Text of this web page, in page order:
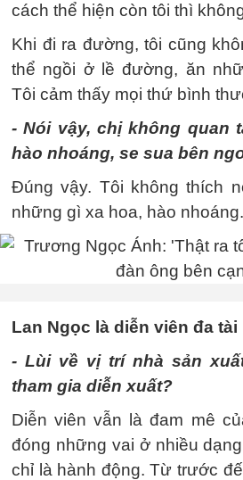
cách thể hiện còn tôi thì
Khi đi ra đường, tôi cũng
thể ngồi ở lề đường, ăn
Tôi cảm thấy mọi thứ bình
- Nói vậy, chị không quan
hào nhoáng, se sua bên
Đúng vậy. Tôi không thích
những gì xa hoa, hào nhoáng.
Lan Ngọc là diễn viên đa tài
- Lùi về vị trí nhà sản
tham gia diễn xuất?
Diễn viên vẫn là đam mê
đóng những vai ở nhiều
chỉ là hành động. Từ trước